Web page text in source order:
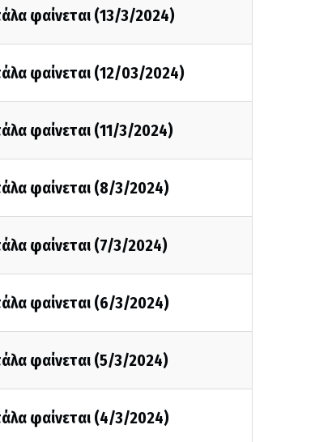
φαίνεται (13/3/2024)
φαίνεται (12/03/2024)
φαίνεται (11/3/2024)
φαίνεται (8/3/2024)
φαίνεται (7/3/2024)
φαίνεται (6/3/2024)
φαίνεται (5/3/2024)
φαίνεται (4/3/2024)